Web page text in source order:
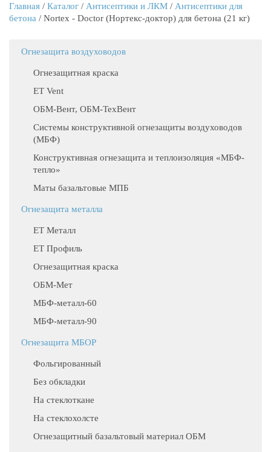
Главная / Каталог / Антисептики и ЛКМ / Антисептики для
бетона / Nortex - Doctor (Нортекс-доктор) для бетона (21 кг)
Огнезащита воздуховодов
Огнезащитная краска
ET Vent
ОБМ-Вент, ОБМ-ТехВент
Системы конструктивной огнезащиты воздуховодов
(МБФ)
Конструктивная огнезащита и теплоизоляция «МБФ-
тепло»
Маты базальтовые МПБ
Огнезащита металла
ЕТ Металл
ET Профиль
Огнезащитная краска
ОБМ-Мет
МБФ-металл-60
МБФ-металл-90
Огнезащита МБОР
Фольгированный
Без обкладки
На стеклоткане
На стеклохолсте
Огнезащитный базальтовый материал ОБМ